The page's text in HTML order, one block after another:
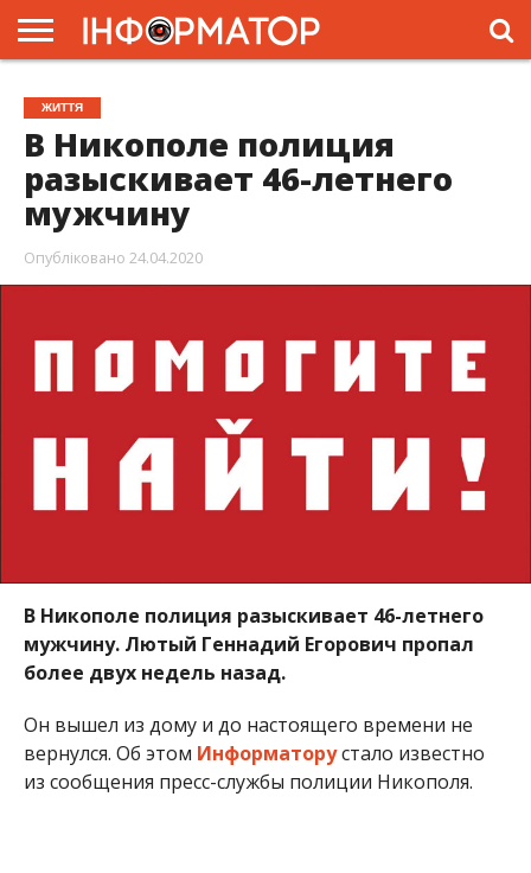
ГОЛОВНА
ЖИТТЯ
ВЛАДА
ГРОШІ
ТРЕШ
ПРЕС-
РЕЛІЗИ
РЕКЛАМА
ПРОЕКТИ
ЖИТТЯ
В Никополе полиция
разыскивает 46-летнего
мужчину
Опубліковано 24.04.2020
В Никополе полиция разыскивает 46-летнего
мужчину. Лютый Геннадий Егорович пропал
более двух недель назад.
Он вышел из дому и до настоящего времени не
вернулся. Об этом Информаторустало известно
из сообщения пресс-службы полиции Никополя.